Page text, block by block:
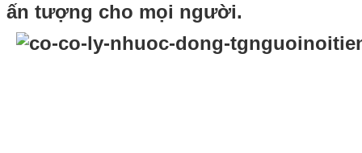
ấn tượng cho mọi người.